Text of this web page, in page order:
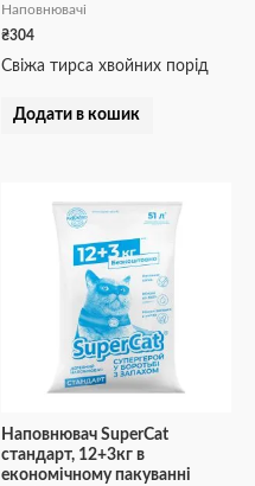
Наповнювачі
₴304
Свіжа тирса хвойних порід
Додати в кошик
Наповнювач SuperCat
стандарт, 12+3кг в
економічному пакуванні